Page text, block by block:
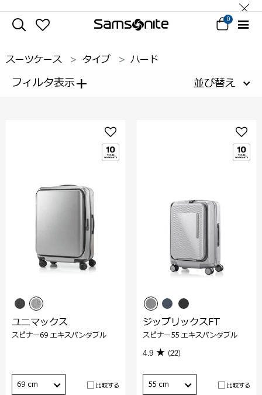
0
スーツケース タイプ ハード
フィルタ表示+ 並び替え
ユニマックス
スピナー69 エキスパンダブル
69 cm 比較する
ジップリックスFT
スピナー55 エキスパンダブル
4.9 (22)
55 cm 比較する